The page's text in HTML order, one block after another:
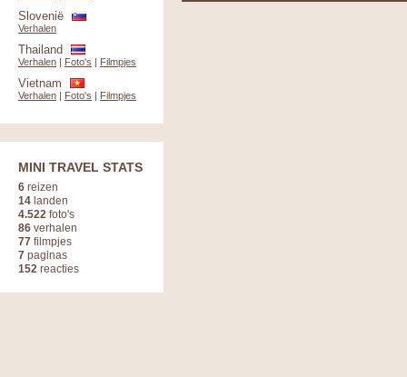
Slovenië
Verhalen
Thailand
Verhalen | Foto's | Filmpjes
Vietnam
Verhalen | Foto's | Filmpjes
MINI TRAVEL STATS
6 reizen
14 landen
4.522 foto's
86 verhalen
77 filmpjes
7 paginas
152 reacties